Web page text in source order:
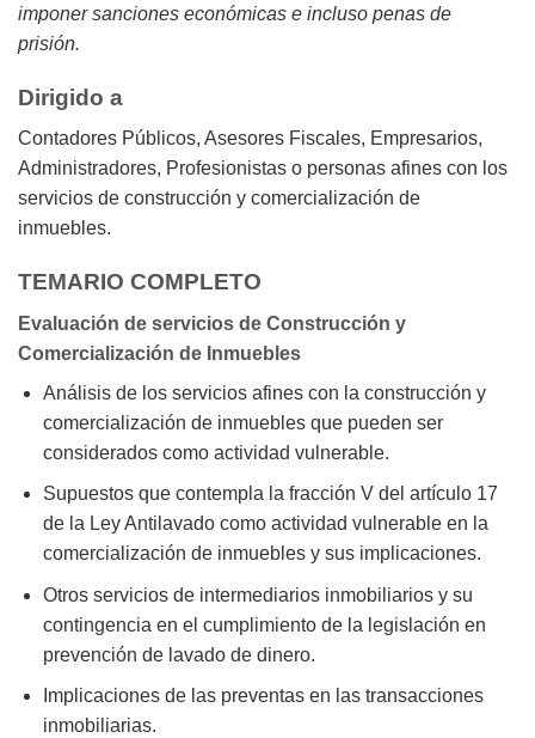
imponer sanciones económicas e incluso penas de
prisión.
Dirigido a
Contadores Públicos, Asesores Fiscales, Empresarios,
Administradores, Profesionistas o personas afines con los
servicios de construcción y comercialización de
inmuebles.
TEMARIO COMPLETO
Evaluación de servicios de Construcción y
Comercialización de Inmuebles
Análisis de los servicios afines con la construcción y
comercialización de inmuebles que pueden ser
considerados como actividad vulnerable.
Supuestos que contempla la fracción V del artículo 17
de la Ley Antilavado como actividad vulnerable en la
comercialización de inmuebles y sus implicaciones.
Otros servicios de intermediarios inmobiliarios y su
contingencia en el cumplimiento de la legislación en
prevención de lavado de dinero.
Implicaciones de las preventas en las transacciones
inmobiliarias.